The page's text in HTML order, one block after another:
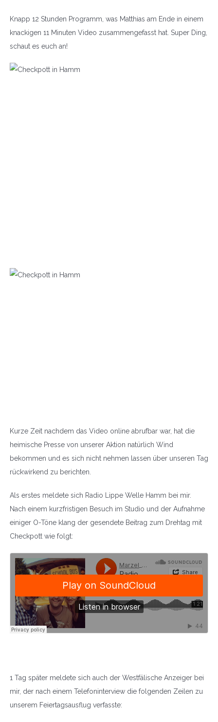
Knapp 12 Stunden Programm, was Matthias am Ende in einem
knackigen 11 Minuten Video zusammengefasst hat. Super Ding,
schaut es euch an!
Kurze Zeit nachdem das Video online abrufbar war, hat die
heimische Presse von unserer Aktion natürlich Wind
bekommen und es sich nicht nehmen lassen über unseren Tag
rückwirkend zu berichten.
Als erstes meldete sich Radio Lippe Welle Hamm bei mir.
Nach einem kurzfristigen Besuch im Studio und der Aufnahme
einiger O-Töne klang der gesendete Beitrag zum Drehtag mit
Checkpott wie folgt:
1 Tag später meldete sich auch der Westfälische Anzeiger bei
mir, der nach einem Telefoninterview die folgenden Zeilen zu
unserem Feiertagsausflug verfasste: